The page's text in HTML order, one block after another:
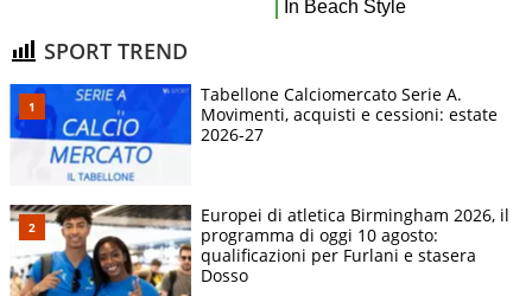
SPORT TREND
Tabellone Calciomercato Serie A.
Movimenti, acquisti e cessioni: estate
2026-27
Europei di atletica Birmingham 2026, il
programma di oggi 10 agosto:
qualificazioni per Furlani e stasera
Dosso